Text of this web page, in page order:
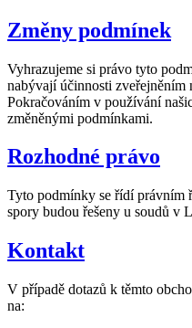
Změny podmínek
Vyhrazujeme si právo tyto
nabývají účinnosti zveřejněním
Pokračováním v používání
změněnými podmínkami.
Rozhodné právo
Tyto podmínky se řídí právním
spory budou řešeny u soudů v
Kontakt
V případě dotazů k těmto
na: